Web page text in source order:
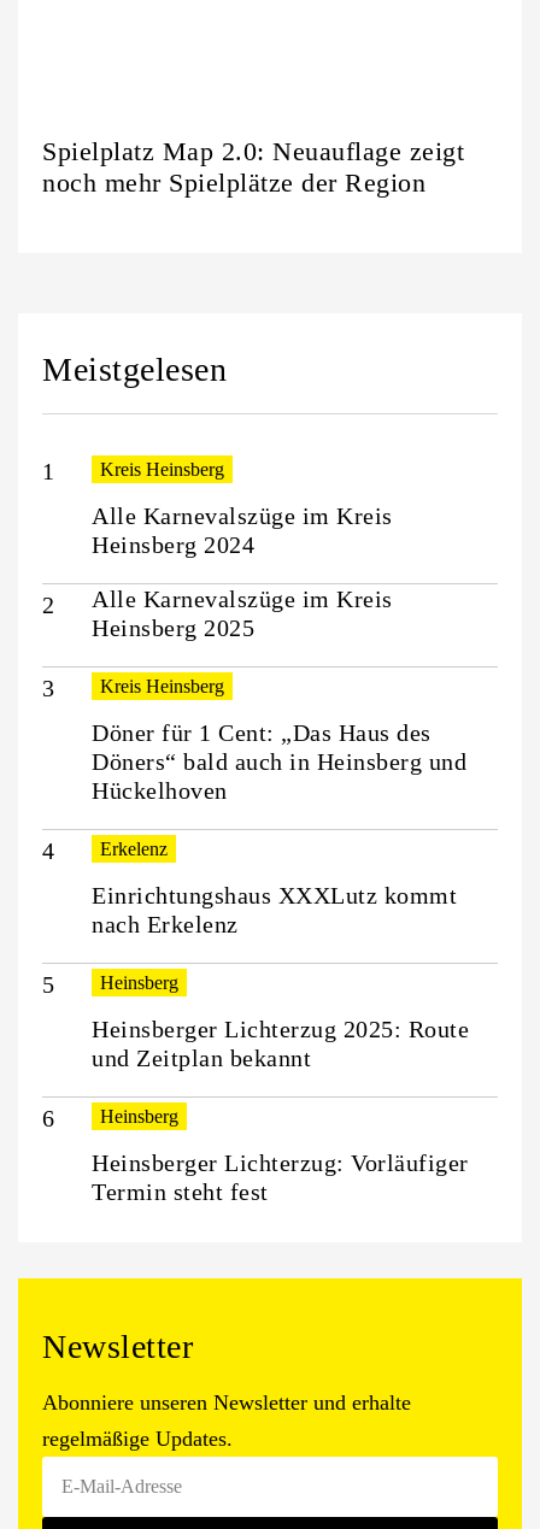
Spielplatz Map 2.0: Neuauflage zeigt
noch mehr Spielplätze der Region
Meistgelesen
Kreis Heinsberg
Alle Karnevalszüge im Kreis
Heinsberg 2024
Alle Karnevalszüge im Kreis
Heinsberg 2025
Kreis Heinsberg
Döner für 1 Cent: „Das Haus des
Döners“ bald auch in Heinsberg und
Hückelhoven
Erkelenz
Einrichtungshaus XXXLutz kommt
nach Erkelenz
Heinsberg
Heinsberger Lichterzug 2025: Route
und Zeitplan bekannt
Heinsberg
Heinsberger Lichterzug: Vorläufiger
Termin steht fest
Newsletter
Abonniere unseren Newsletter und erhalte
regelmäßige Updates.